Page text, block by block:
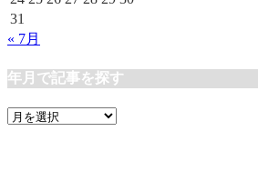
31
« 7月
年月で記事を探す
年